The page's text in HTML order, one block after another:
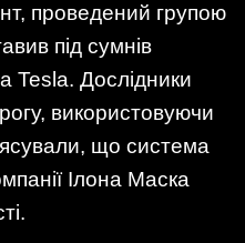
проведений групою
під сумнів
Tesla. Дослідники
використовуючи
що система
Ілона Маска